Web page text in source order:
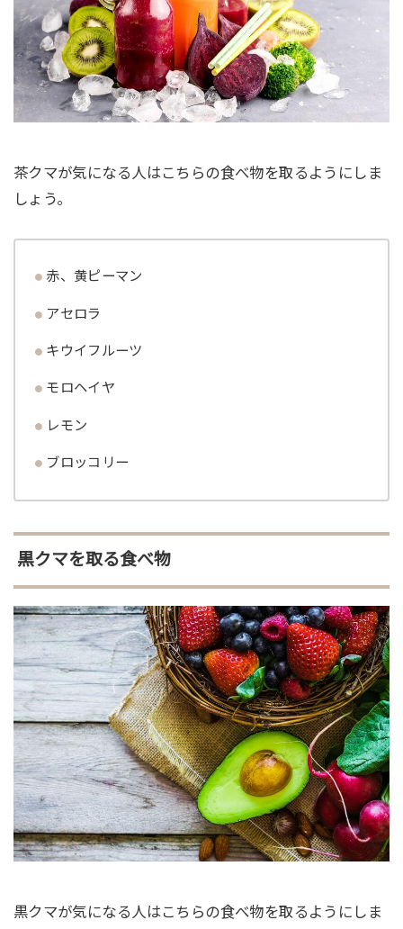
茶クマが気になる人はこちらの食べ物を取るようにしま
しょう。
赤、黄ピーマン
アセロラ
キウイフルーツ
モロヘイヤ
レモン
ブロッコリー
黒クマを取る食べ物
黒クマが気になる人はこちらの食べ物を取るようにしま